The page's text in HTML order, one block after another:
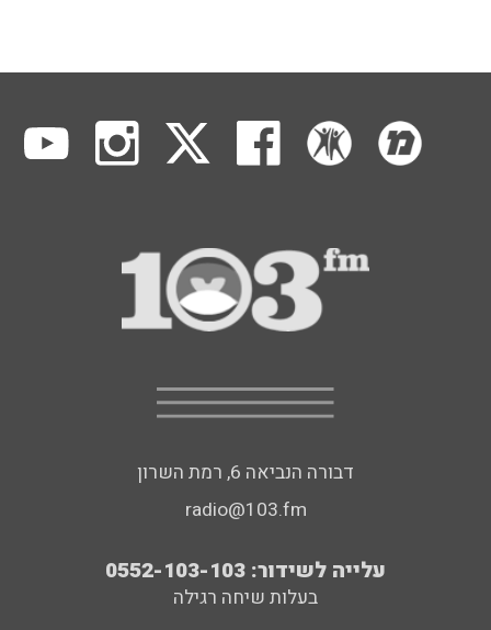
דבורה הנביאה 6, רמת השרון
radio@103.fm
עלייה לשידור: 0552-103-103
בעלות שיחה רגילה